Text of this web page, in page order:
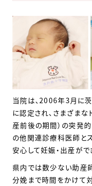
当院は、2006年3月に
に認定され、さまざま
産前後の期間）の突発
の他関連診療科医師と
安心して妊娠・出産がで
県内では数少ない助産
分娩まで時間をかけて